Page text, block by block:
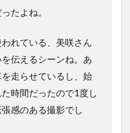
たよね。
れている、美咲さん
伝えるシーンね。あ
走らせているし、始
時間だったので1度し
感のある撮影でし